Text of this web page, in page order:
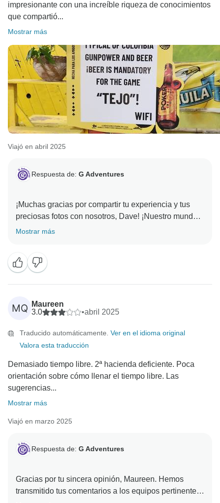
impresionante con una increíble riqueza de conocimientos
que compartió...
Mostrar más
Viajó en abril 2025
Respuesta de: G Adventures
¡Muchas gracias por compartir tu experiencia y tus
preciosas fotos con nosotros, Dave! ¡Nuestro mundo
Mostrar más
MQ
Maureen
3.0
•abril 2025
Traducido automáticamente. Ver en el idioma original
Valora esta traducción
Demasiado tiempo libre. 2ª hacienda deficiente. Poca
orientación sobre cómo llenar el tiempo libre. Las
sugerencias...
Mostrar más
Viajó en marzo 2025
Respuesta de: G Adventures
Gracias por tu sincera opinión, Maureen. Hemos
transmitido tus comentarios a los equipos pertinentes